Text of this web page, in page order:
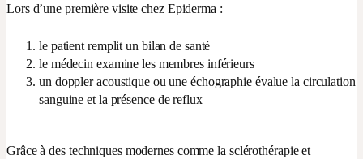
Lors d’une première visite chez Epiderma :
le patient remplit un bilan de santé
le médecin examine les membres inférieurs
un doppler acoustique ou une échographie évalue la circulation
sanguine et la présence de reflux
Grâce à des techniques modernes comme la sclérothérapie et